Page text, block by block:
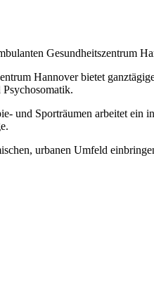
Gesundheitszentrum
Hannover bietet
und Sporträumen arbeitet
urbanen Umfeld